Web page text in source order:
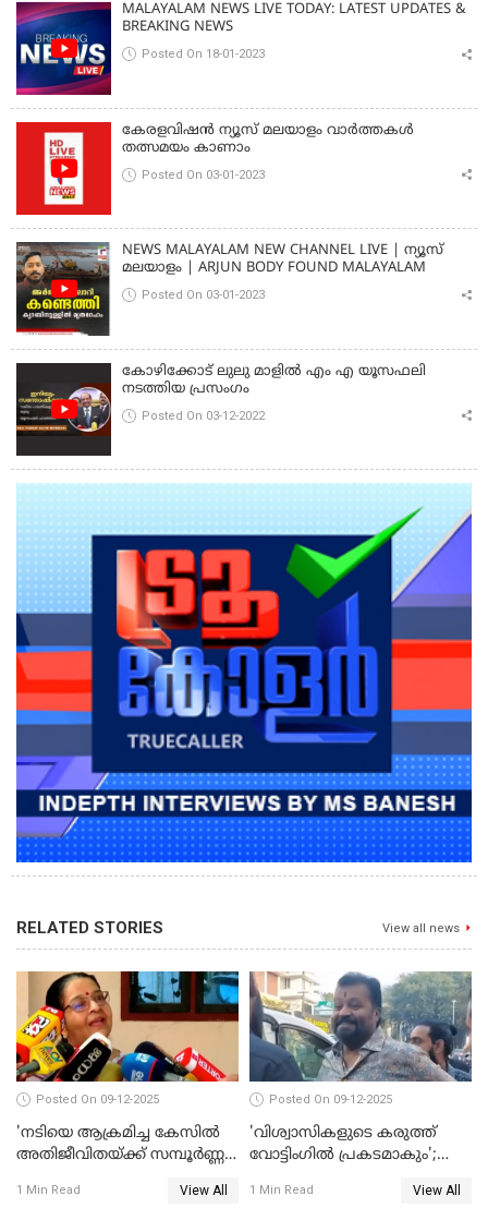
MALAYALAM NEWS LIVE TODAY: LATEST UPDATES &
BREAKING NEWS
Posted On 18-01-2023
കേരളവിഷൻ ന്യൂസ് മലയാളം വാർത്തകൾ
തത്സമയം കാണാം
Posted On 03-01-2023
NEWS MALAYALAM NEW CHANNEL LIVE | ന്യൂസ്
മലയാളം | ARJUN BODY FOUND MALAYALAM
Posted On 03-01-2023
കോഴിക്കോട് ലുലു മാളിൽ എം എ യൂസഫലി
നടത്തിയ പ്രസംഗം
Posted On 03-12-2022
RELATED STORIES View all news
Posted On 09-12-2025
'നടിയെ ആക്രമിച്ച കേസില്‍
അതിജീവിതയ്ക്ക് സമ്പൂര്‍ണ്ണ
MLA WATCH VIDEO
1 Min Read View All
Posted On 09-12-2025
'വിശ്വാസികളുടെ കരുത്ത്
വോട്ടിംഗില്‍ പ്രകടമാകും';
1 Min Read View All